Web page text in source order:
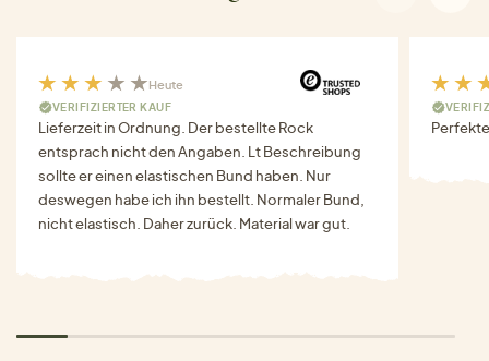
Heute
VERIFIZIERTER KAUF
Lieferzeit in Ordnung. Der bestellte Rock
entsprach nicht den Angaben. Lt Beschreibung
sollte er einen elastischen Bund haben. Nur
deswegen habe ich ihn bestellt. Normaler Bund,
nicht elastisch. Daher zurück. Material war gut.